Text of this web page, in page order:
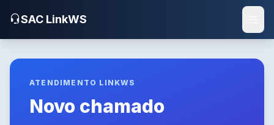
SAC LinkWS
ATENDIMENTO LINKWS
Novo chamado